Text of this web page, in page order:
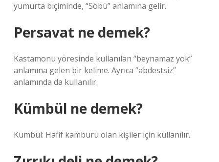
yumurta biçiminde, “Söbü” anlamına gelir.
Persavat ne demek?
Kastamonu yöresinde kullanılan “beynamaz yok”
anlamına gelen bir kelime. Ayrıca “abdestsiz”
anlamında da kullanılır.
Kümbül ne demek?
Kümbül: Hafif kamburu olan kişiler için kullanılır.